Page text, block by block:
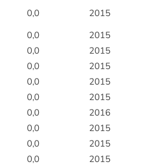
0,0
2015
0,0
2015
0,0
2015
0,0
2015
0,0
2015
0,0
2015
0,0
2016
0,0
2015
0,0
2015
0,0
2015